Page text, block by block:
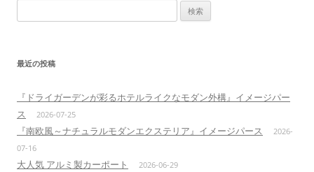
索:
最近の投稿
『ドライガーデンが彩るホテルライクなモダン外構』イメージパー
ス
2026-07-25
『南欧風～ナチュラルモダンエクステリア』イメージパース
2026-
07-16
大人気 アルミ製カーポート 2026-06-29